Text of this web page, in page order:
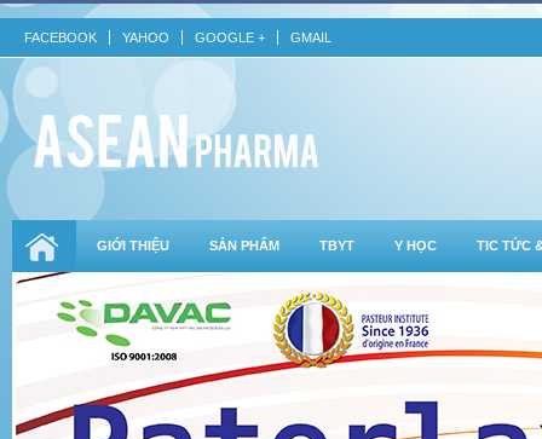
FACEBOOK YAHOO GOOGLE + GMAIL
GIỚI THIỆU SẢN PHẨM TBYT Y HỌC TIC TỨC